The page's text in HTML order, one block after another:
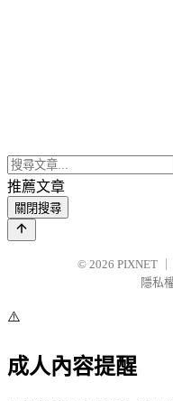
推薦文章
關閉搜尋
© 2026 PIXNET
隱私
⚠️
成人內容提醒